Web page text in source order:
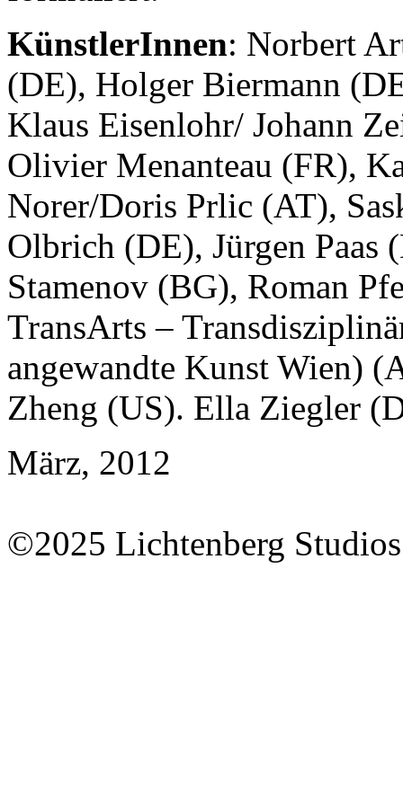
KünstlerInnen: Norbert
(DE), Holger Biermann
Klaus Eisenlohr/ Johann
Olivier Menanteau (FR),
Norer/Doris Prlic (AT),
Olbrich (DE), Jürgen Paas
Stamenov (BG), Roman
TransArts –
angewandte Kunst Wien)
Zheng (US). Ella Ziegler
März, 2012
©2025 Lichtenberg Studios